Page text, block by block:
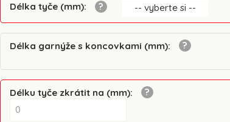
Délka tyče (mm): -- vyberte si --
Délka garnýže s koncovkami (mm):
Délku tyče zkrátit na (mm):